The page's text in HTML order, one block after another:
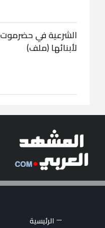
الشرعية في حضرموت
لأبنائها (ملف)
الرئيسية